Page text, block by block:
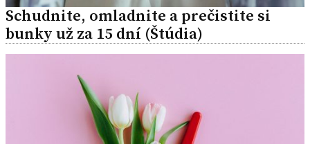
Schudnite, omladnite a prečistite si
bunky už za 15 dní (Štúdia)